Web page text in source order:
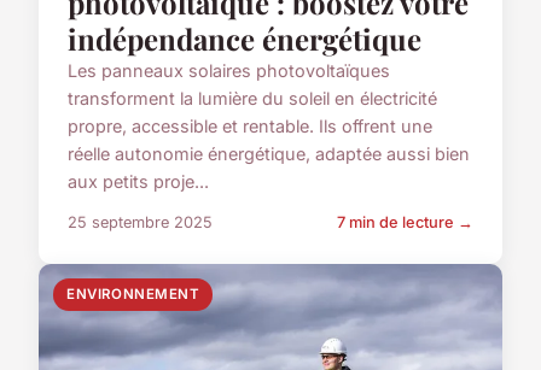
indépendance énergétique
Les panneaux solaires photovoltaïques
transforment la lumière du soleil en électricité
propre, accessible et rentable. Ils offrent une
réelle autonomie énergétique, adaptée aussi bien
aux petits proje...
25 septembre 2025 7 min de lecture →
ENVIRONNEMENT